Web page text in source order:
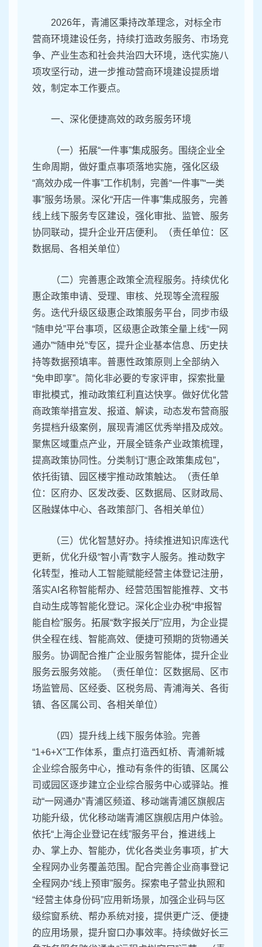
2026年，青浦区秉持改革理念，对标全市
营商环境建设任务，持续打造政务服务、市场竞
争、产业生态和社会共治四大环境，迭代实施八
项攻坚行动，进一步推动营商环境建设提质增
效，制定本工作要点。
一、深化便捷高效的政务服务环境
（一）拓展“一件事”集成服务。围绕企业全
生命周期，做好重点事项落地实施，强化区级
“高效办成一件事”工作机制，完善“一件事”“一类
事”服务场景。深化“开店一件事”集成服务，完善
线上线下服务专区建设，强化审批、监管、服务
协同联动，提升企业开店便利。（责任单位：区
数据局、各相关单位）
（二）完善惠企政策全流程服务。持续优化
惠企政策申请、受理、审核、兑现等全流程服
务。迭代升级区级惠企政策服务平台，同步市级
“随申兑”平台事项，区级惠企政策全量上线“一网
通办”“随申兑”专区，提升企业基本信息、历史扶
持等数据预填率。普惠性政策原则上全部纳入
“免申即享”。简化非必要的专家评审，探索批量
审批模式，推动政策红利直达快享。做好优化营
商政策举措宣发、报道、解读，动态发布营商服
务提档升级案例，展现青浦区优秀举措及成效。
聚焦区域重点产业，开展全链条产业政策梳理，
提高政策协同性。分类制订“惠企政策集成包”，
依托街镇、园区楼宇推动政策触达。（责任单
位：区府办、区发改委、区数据局、区财政局、
区融媒体中心、各政策部门、各相关单位）
（三）优化智慧好办。持续推进知识库迭代
更新，优化升级“智小青”数字人服务。推动数字
化转型，推动人工智能赋能经营主体登记注册，
落实AI名称智能帮办、经营范围智能推荐、文书
自动生成等智能化登记。深化企业办税“申报智
能自检”服务。拓展“数字报关厅”应用，为企业提
供全程在线、智能高效、便捷可预期的货物通关
服务。协调配合推广企业服务智能体，提升企业
服务云服务效能。（责任单位：区数据局、区市
场监管局、区经委、区税务局、青浦海关、各街
镇、各区属公司、各相关单位）
（四）提升线上线下服务体验。完善
“1+6+X”工作体系，重点打造西虹桥、青浦新城
企业综合服务中心，推动有条件的街镇、区属公
司或园区逐步建立企业综合服务中心或驿站。推
动“一网通办”青浦区频道、移动端青浦区旗舰店
功能升级，优化移动端青浦区旗舰店用户体验。
依托“上海企业登记在线”服务平台，推进线上
办、掌上办、智能办，优化各类业务事项，扩大
全程网办业务覆盖范围。配合完善企业商事登记
全程网办“线上预审”服务。探索电子营业执照和
“经营主体身份码”应用新场景，加强企业码与区
级综窗系统、帮办系统对接，提供更广泛、便捷
的应用场景，提升窗口办事效率。持续做好长三